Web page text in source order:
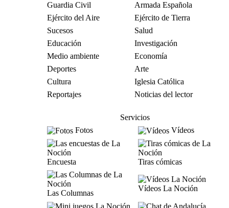
Guardia Civil
Armada Española
Ejército del Aire
Ejército de Tierra
Sucesos
Salud
Educación
Investigación
Medio ambiente
Economía
Deportes
Arte
Cultura
Iglesia Católica
Reportajes
Noticias del lector
Servicios
Fotos
Vídeos
Encuesta Tiras cómicas
Las Columnas
Vídeos La Noción